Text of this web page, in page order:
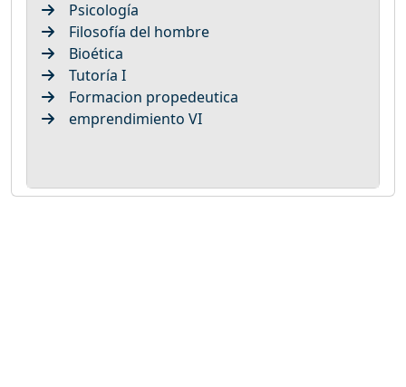
Psicología
Filosofía del hombre
Bioética
Tutoría I
Formacion propedeutica
emprendimiento VI